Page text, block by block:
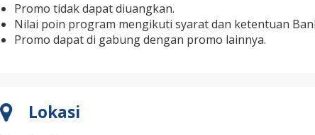
Promo tidak dapat diuangkan.
Nilai poin program mengikuti syarat dan ketentuan
Promo dapat di gabung dengan promo lainnya.
Lokasi